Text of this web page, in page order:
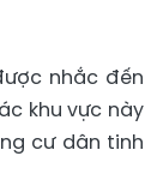
nhắc đến
khu vực này
cư dân tinh